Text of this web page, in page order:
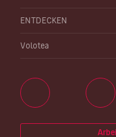
ENTDECKEN
Volotea